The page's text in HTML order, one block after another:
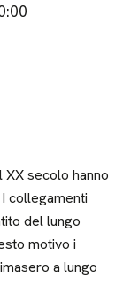
secolo hanno
collegamenti
del lungo
motivo i
a lungo